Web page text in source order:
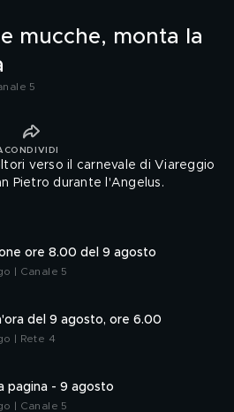
mucche, monta la
5
CONDIVIDI
verso il carnevale di Viareggio
Pietro durante l'Angelus.
ore 8.00 del 9 agosto
| Canale 5
del 9 agosto, ore 6.00
| Rete 4
pagina - 9 agosto
| Canale 5